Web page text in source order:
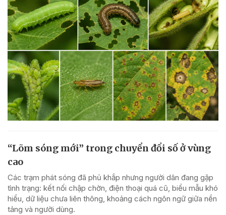
“Lõm sóng mới” trong chuyển đổi số ở vùng
cao
Các trạm phát sóng đã phủ khắp nhưng người dân đang gặp
tình trạng: kết nối chập chờn, điện thoại quá cũ, biểu mẫu khó
hiểu, dữ liệu chưa liên thông, khoảng cách ngôn ngữ giữa nền
tảng và người dùng.